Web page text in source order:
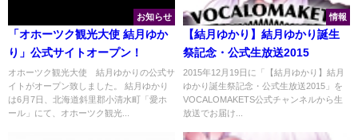
お知らせ
「オホーツク観光大使 結月ゆか
り」公式サイトオープン！
オホーツク観光大使 結月ゆかりの公式サ
イトがオープン致しました。 結月ゆかり
は6月7日、北海道斜里郡小清水町「愛ホ
ール」にて、オホーツク観光...
情報
【結月ゆかり】結月ゆかり誕生
祭記念・公式生放送2015
2015年12月19日に「【結月ゆかり】結月
ゆかり誕生祭記念・公式生放送2015」を
VOCALOMAKETS公式チャンネルから生
放送でお届け...